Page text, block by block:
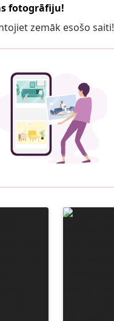
fotogrāfiju!
zemāk esošo saiti!